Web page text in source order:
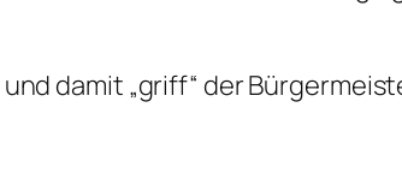
damit „griff“ der